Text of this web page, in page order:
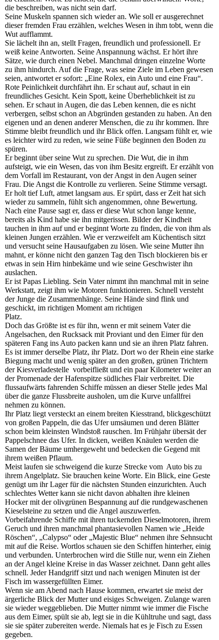
die beschreiben, was nicht sein darf.
Seine Muskeln spannen sich wieder an. Wie soll er ausgerechnet
dieser fremden Frau erzählen, welches Wesen in ihm tobt, wenn die
Wut aufflammt.
Sie lächelt ihn an, stellt Fragen, freundlich und professionell. Er
weiß keine Antworten. Seine Anspannung wächst. Er hört ihre
Sätze, wie durch einen Nebel. Manchmal dringen einzelne Worte
zu ihm hindurch. Auf die Frage, was seine Ziele im Leben gewesen
seien, antwortet er sofort: „Eine Rolex, ein Auto und eine Frau“.
Rote Peinlichkeit durchfährt ihn. Er schaut auf, schaut in ein
freundliches Gesicht. Kein Spott, keine Überheblichkeit ist zu
sehen. Er schaut in Augen, die das Leben kennen, die es nicht
verbergen, selbst schon an Abgründen gestanden zu haben. An den
eigenen und an denen anderer Menschen, die zu ihr kommen. Ihre
Stimme bleibt freundlich und ihr Blick offen. Langsam fühlt er, wie
es leichter wird zu reden, wie seine Füße beginnen den Boden zu
spüren.
Er beginnt über seine Wut zu sprechen. Die Wut, die in ihm
aufsteigt, wie ein Wesen, das von ihm Besitz ergreift. Er erzählt von
dem Vorfall im Restaurant, von der Angst in den Augen seiner
Frau. Die Angst die Kontrolle zu verlieren. Seine Stimme versagt.
Er holt tief Luft, atmet langsam aus. Er spürt, dass er Zeit hat sich
wieder zu sammeln, fühlt sich angenommen, ohne Bewertung.
Nach eine Pause sagt er, dass er diese Wut schon lange kenne,
bereits als Kind habe sie ihn mitgerissen. Bilder der Kindheit
tauchen in ihm auf und er beginnt Worte zu finden, die von ihm als
kleinen Jungen erzählen. Wie er verzweifelt am Küchentisch sitzt
und versucht seine Hausaufgaben zu lösen. Wie seine Mutter ihn
mahnt, er könne nicht den ganzen Tag den Tisch blockieren bis er
etwas in sein Hirn hinbekäme und wie seine Geschwister ihn
auslachen.
Er ist Papas Liebling. Sein Vater nimmt ihn manchmal mit in seine
Werkstatt, zeigt ihm wie Motoren funktionieren. Schnell versteht
der Junge die Zusammenhänge. Seine Hände sind flink und
geschickt, im richtigen Moment am richtigen
Platz.
Doch das Größte ist es für ihn, wenn er mit seinem Vater die
Angelsachen, den Rucksack mit Proviant und den Eimer für den
späteren Fang ins Auto packen kann und sie an ihren Platz fahren.
Es ist immer derselbe Platz, ihr Platz. Dort wo der Rhein eine starke
Biegung macht und wenig später an den großen, grünen Trichtern
der Kiesverladestelle vorbeifließt und ein paar Kilometer weiter an
der Promenade der Hafenspitze südliches Flair verbreitet. Die
flussaufwärts fahrenden Schiffe müssen an dieser Stelle jedes Mal
über die ganze Flussbreite ausholen, um die Kurve unfallfrei
nehmen zu können.
Ihr Platz liegt versteckt an einem breiten Kiesstrand, blickgeschützt
von großen Pappeln, die das Ufer umsäumen und deren Blätter
schon beim kleinsten Windstoß rauschen. Im Frühjahr übersät der
Pappelschnee das Ufer. In dicken, weißen Knäulen werden die
Samen der Bäume umhergeweht und bedecken die Gegend mit
ihrem weißen Pflaum.
Meist laufen sie schweigend die kurze Strecke vom Auto bis zu
ihrem Angelplatz. Sie brauchen keine Worte. Ein Blick, eine Geste
genügt um ihr Lager für die nächsten Stunden einzurichten. Auch
schlechtes Wetter kann sie nicht davon abhalten ihre kleinen
Hocker mit der olivgrünen Bespannung auf die rundgewaschenen
Kieselsteine zu setzen und die Angel auszuwerfen.
Vorbeifahrende Schiffe mit ihren tuckernden Dieselmotoren, ihrem
Geruch und ihren manchmal phantasievollen Namen wie „Heide
Röschen“, „Calypso“ oder „Majestic Blue“ nehmen ihre Sehnsucht
mit auf die Reise. Wortlos schauen sie den Schiffen hinterher, einig
und verbunden. Unterbrochen wird die Stille nur, wenn ein Ziehen
an der Angel kleine Kreise in das Wasser zeichnet. Dann geht alles
schnell. Jeder Handgriff sitzt und nach wenigen Minuten ist der
Fisch im wassergefüllten Eimer.
Wenn sie am Abend nach Hause kommen, erwartet sie meist der
ärgerliche Blick der Mutter und eisiges Schweigen. Zulange waren
sie wieder weggeblieben. Die Mutter nimmt wie immer die Fische
aus dem Eimer, spült sie ab, legt sie in die Kühltruhe und sagt, dass
sie sie später zubereiten werde. Niemals hat es je Fisch zu Essen
gegeben.